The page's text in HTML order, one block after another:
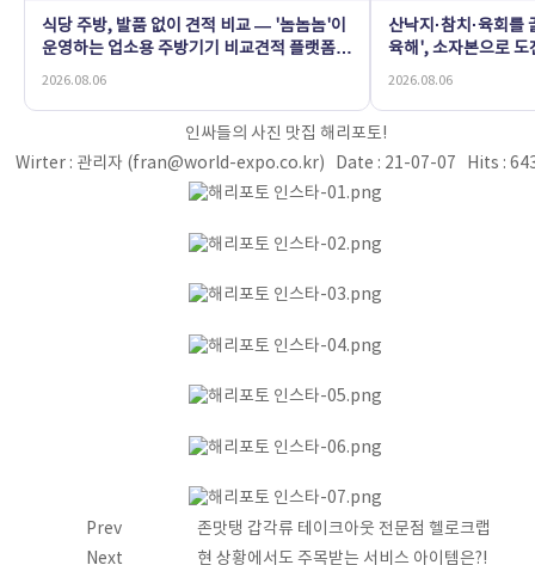
식당 주방, 발품 없이 견적 비교 — '놈놈놈'이
운영하는 업소용 주방기기 비교견적 플랫폼
'황학동온라인'
2026.08.06
산낙지·참치·육회
육해', 소자본으로 도
2026.08.06
인싸들의 사진 맛집 해리포토!
Wirter : 관리자 (fran@world-expo.co.kr) Date : 21-07-07 Hits :
Prev
존맛탱 갑각류 테이크아웃 전문점 헬로크랩
Next
현 상황에서도 주목받는 서비스 아이템은?!